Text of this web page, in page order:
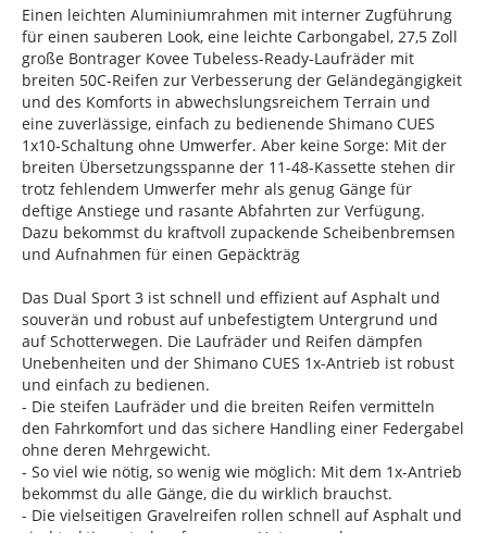
Einen leichten Aluminiumrahmen mit interner Zugführung
für einen sauberen Look, eine leichte Carbongabel, 27,5 Zoll
große Bontrager Kovee Tubeless-Ready-Laufräder mit
breiten 50C-Reifen zur Verbesserung der Geländegängigkeit
und des Komforts in abwechslungsreichem Terrain und
eine zuverlässige, einfach zu bedienende Shimano CUES
1x10-Schaltung ohne Umwerfer. Aber keine Sorge: Mit der
breiten Übersetzungsspanne der 11-48-Kassette stehen dir
trotz fehlendem Umwerfer mehr als genug Gänge für
deftige Anstiege und rasante Abfahrten zur Verfügung.
Dazu bekommst du kraftvoll zupackende Scheibenbremsen
und Aufnahmen für einen Gepäckträg
Das Dual Sport 3 ist schnell und effizient auf Asphalt und
souverän und robust auf unbefestigtem Untergrund und
auf Schotterwegen. Die Laufräder und Reifen dämpfen
Unebenheiten und der Shimano CUES 1x-Antrieb ist robust
und einfach zu bedienen.
- Die steifen Laufräder und die breiten Reifen vermitteln
den Fahrkomfort und das sichere Handling einer Federgabel
ohne deren Mehrgewicht.
- So viel wie nötig, so wenig wie möglich: Mit dem 1x-Antrieb
bekommst du alle Gänge, die du wirklich brauchst.
- Die vielseitigen Gravelreifen rollen schnell auf Asphalt und